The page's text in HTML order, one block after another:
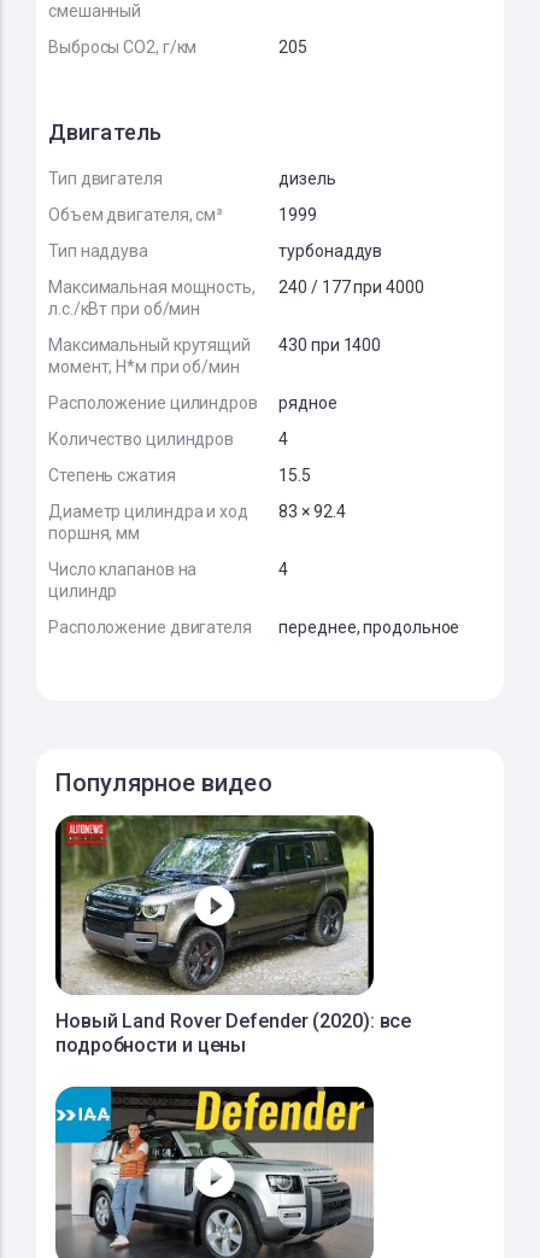
смешанный
Выбросы CO2, г/км 205
Двигатель
Тип двигателя
дизель
Объем двигателя, см³
1999
Тип наддува
турбонаддув
Максимальная мощность,
л.с./кВт при об/мин
240 / 177 при 4000
Максимальный крутящий
момент, Н*м при об/мин
430 при 1400
Расположение цилиндров
рядное
Количество цилиндров
4
Степень сжатия
15.5
Диаметр цилиндра и ход
поршня, мм
83 × 92.4
Число клапанов на
цилиндр
4
Расположение двигателя переднее, продольное
Популярное видео
Новый Land Rover Defender (2020): все
подробности и цены